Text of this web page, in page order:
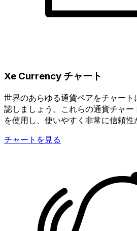
Xe Currency チャート
世界のあらゆる通貨ペアをチャー
認しましょう。これらの通貨チャー
を使用し、使いやすく非常に信頼性
チャートを見る